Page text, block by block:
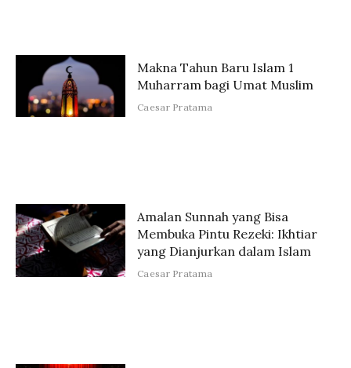
Makna Tahun Baru Islam 1
Muharram bagi Umat Muslim
Caesar Pratama
Amalan Sunnah yang Bisa
Membuka Pintu Rezeki: Ikhtiar
yang Dianjurkan dalam Islam
Caesar Pratama